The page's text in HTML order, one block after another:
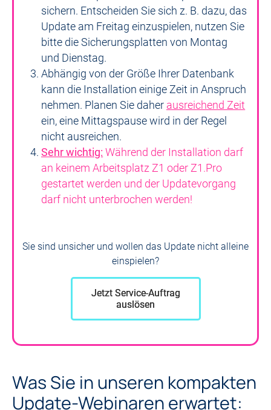
sichern. Entscheiden Sie sich z. B. dazu, das
Update am Freitag einzuspielen, nutzen Sie
bitte die Sicherungsplatten von Montag
und Dienstag.
Abhängig von der Größe Ihrer Datenbank
kann die Installation einige Zeit in Anspruch
nehmen. Planen Sie daher ausreichend Zeit
ein, eine Mittagspause wird in der Regel
nicht ausreichen.
Sehr wichtig: Während der Installation darf
an keinem Arbeitsplatz Z1 oder Z1.Pro
gestartet werden und der Updatevorgang
darf nicht unterbrochen werden!
Sie sind unsicher und wollen das Update nicht alleine
einspielen?
Jetzt Service-Auftrag
auslösen
Was Sie in unseren kompakten
Update-Webinaren erwartet: